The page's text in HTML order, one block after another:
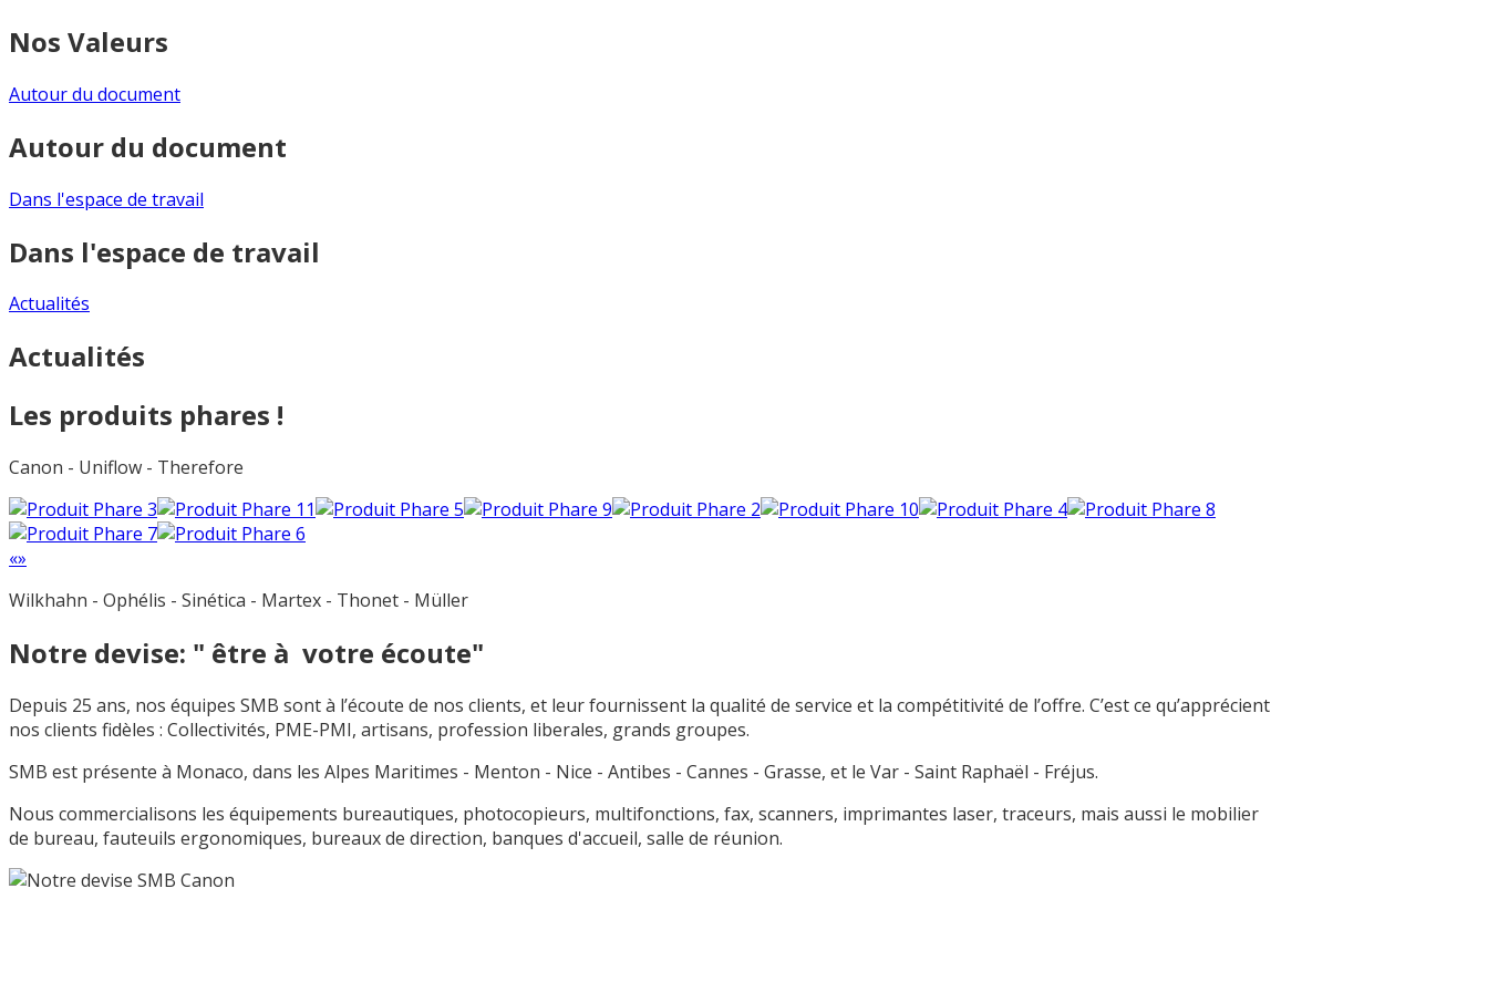
Nos Valeurs
Autour du document
Autour du document
Dans l'espace de travail
Dans l'espace de travail
Actualités
Actualités
Les produits phares !
Canon - Uniflow - Therefore
«»
Wilkhahn - Ophélis - Sinética - Martex - Thonet - Müller
Notre devise: " être à votre écoute"
Depuis 25 ans, nos équipes SMB sont à l’écoute de nos clients, et leur fournissent la qualité de service et la compétitivité de l’offre. C’est ce qu’apprécient
nos clients fidèles : Collectivités, PME-PMI, artisans, profession liberales, grands groupes.
SMB est présente à Monaco, dans les Alpes Maritimes - Menton - Nice - Antibes - Cannes - Grasse, et le Var - Saint Raphaël - Fréjus.
Nous commercialisons les équipements bureautiques, photocopieurs, multifonctions, fax, scanners, imprimantes laser, traceurs, mais aussi le mobilier
de bureau, fauteuils ergonomiques, bureaux de direction, banques d'accueil, salle de réunion.